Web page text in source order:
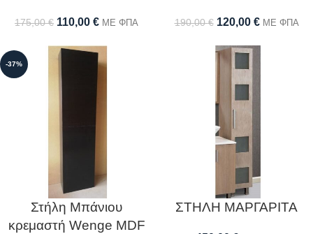
175,00€ 110,00 € ΜΕ ΦΠΑ 190,00€ 120,00 € ΜΕ ΦΠΑ
-37%
Στήλη Μπάνιου
κρεμαστή Wenge MDF
ΣΤΗΛΗ ΜΑΡΓΑΡΙΤΑ